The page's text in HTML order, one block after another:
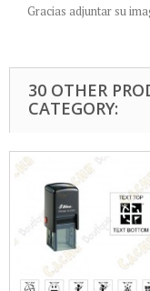
Gracias adjuntar su
30 OTHER
CATEGORY: